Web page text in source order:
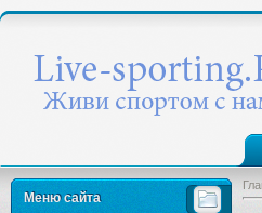
Меню сайта